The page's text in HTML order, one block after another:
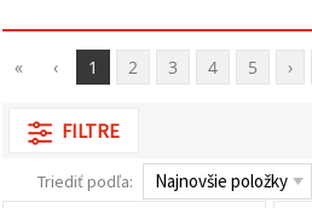
zážitok a s
analyzovali
návštevnosť
zobrazovali
relevantnejší
« ‹ 1 2 3 4 5 ›
FILTRE
Triediť podľa: